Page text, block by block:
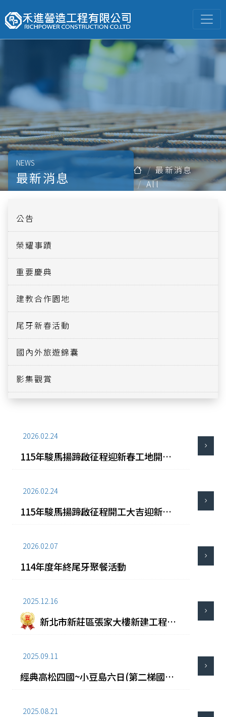
NEWS
最新消息
最新消息
All
公告
榮耀事蹟
重要慶典
建教合作園地
尾牙新春活動
國內外旅遊錦囊
影集觀賞
2026.02.24
115年駿馬揚蹄啟征程迎新春工地開工
2026.02.24
115年駿馬揚蹄啟征程開工大吉迎新春
2026.02.07
114年度年終尾牙聚餐活動
2025.12.16
新北市新莊區張家大樓新建工程上
2025.09.11
經典高松四國~小豆島六日(第二梯國外
2025.08.21